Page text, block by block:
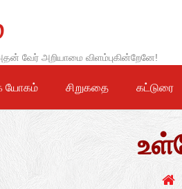
வேர் அறியாமை விளம்புகின்றேனே!
யோகம் சிறுகதை கட்டுரை